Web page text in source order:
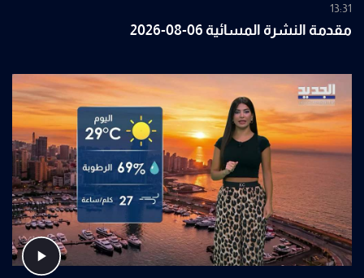
13:31
مقدمة النشرة المسائية 06-08-2026